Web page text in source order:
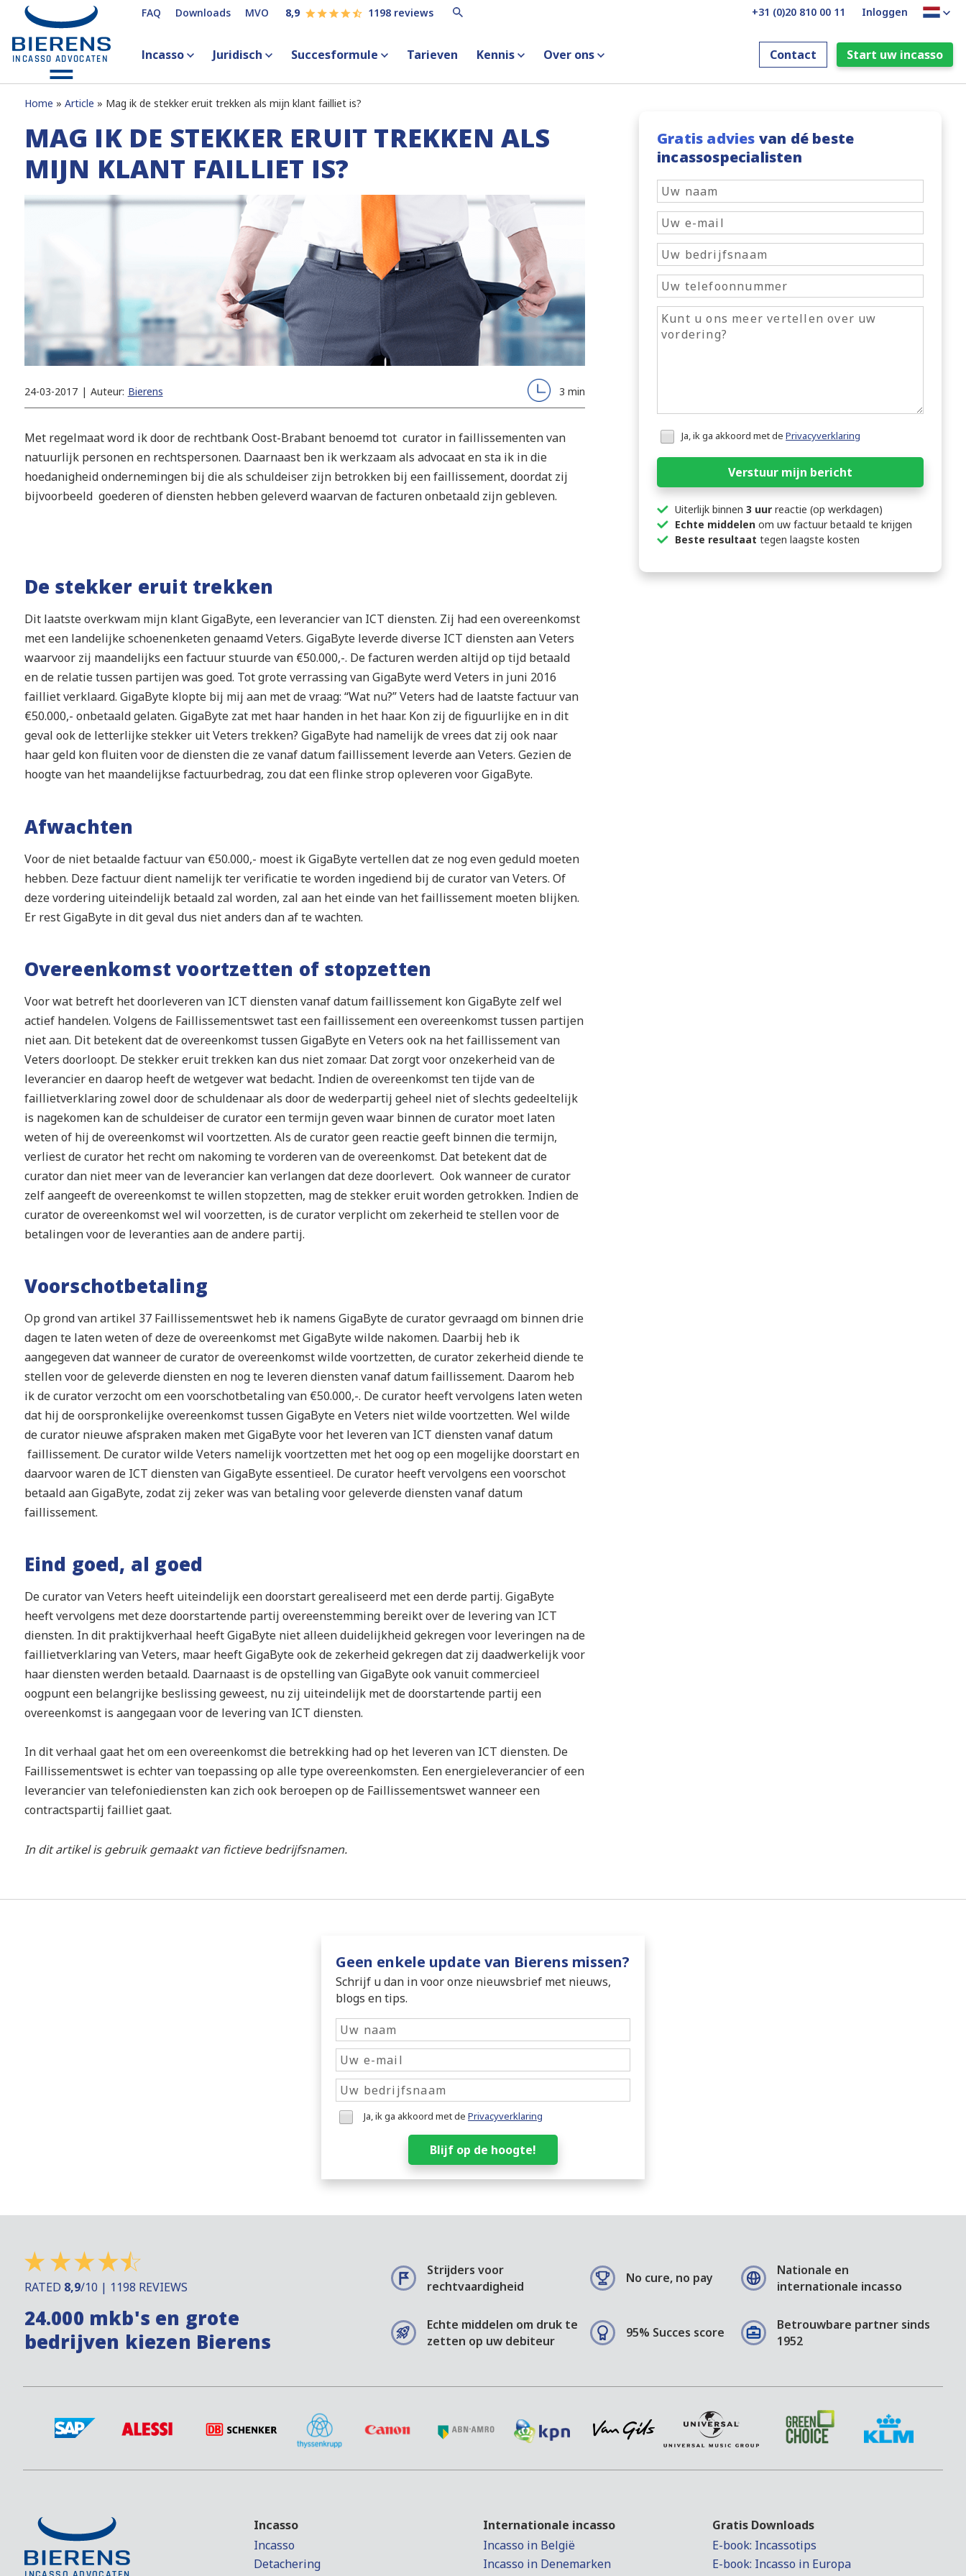
FAQ Downloads MVO 8,9 1198 reviews +31 (0)20 810 00 11 Inloggen
Incasso Juridisch Succesformule Tarieven Kennis Over ons Contact Start uw incasso
Home Article Mag ik de stekker eruit trekken als mijn klant failliet is?
MAG IK DE STEKKER ERUIT TREKKEN ALS
MIJN KLANT FAILLIET IS?
24-03-2017 | Auteur: Bierens 3 min
Met regelmaat word ik door de rechtbank Oost-Brabant benoemd tot curator in faillissementen van
natuurlijk personen en rechtspersonen. Daarnaast ben ik werkzaam als advocaat en sta ik in die
hoedanigheid ondernemingen bij die als schuldeiser zijn betrokken bij een faillissement, doordat zij
bijvoorbeeld goederen of diensten hebben geleverd waarvan de facturen onbetaald zijn gebleven.
De stekker eruit trekken
Dit laatste overkwam mijn klant GigaByte, een leverancier van ICT diensten. Zij had een overeenkomst
met een landelijke schoenenketen genaamd Veters. GigaByte leverde diverse ICT diensten aan Veters
waarvoor zij maandelijks een factuur stuurde van €50.000,-. De facturen werden altijd op tijd betaald
en de relatie tussen partijen was goed. Tot grote verrassing van GigaByte werd Veters in juni 2016
failliet verklaard. GigaByte klopte bij mij aan met de vraag: “Wat nu?” Veters had de laatste factuur van
€50.000,- onbetaald gelaten. GigaByte zat met haar handen in het haar. Kon zij de figuurlijke en in dit
geval ook de letterlijke stekker uit Veters trekken? GigaByte had namelijk de vrees dat zij ook naar
haar geld kon fluiten voor de diensten die ze vanaf datum faillissement leverde aan Veters. Gezien de
hoogte van het maandelijkse factuurbedrag, zou dat een flinke strop opleveren voor GigaByte.
Afwachten
Voor de niet betaalde factuur van €50.000,- moest ik GigaByte vertellen dat ze nog even geduld moeten
hebben. Deze factuur dient namelijk ter verificatie te worden ingediend bij de curator van Veters. Of
deze vordering uiteindelijk betaald zal worden, zal aan het einde van het faillissement moeten blijken.
Er rest GigaByte in dit geval dus niet anders dan af te wachten.
Overeenkomst voortzetten of stopzetten
Voor wat betreft het doorleveren van ICT diensten vanaf datum faillissement kon GigaByte zelf wel
actief handelen. Volgens de Faillissementswet tast een faillissement een overeenkomst tussen partijen
niet aan. Dit betekent dat de overeenkomst tussen GigaByte en Veters ook na het faillissement van
Veters doorloopt. De stekker eruit trekken kan dus niet zomaar. Dat zorgt voor onzekerheid van de
leverancier en daarop heeft de wetgever wat bedacht. Indien de overeenkomst ten tijde van de
faillietverklaring zowel door de schuldenaar als door de wederpartij geheel niet of slechts gedeeltelijk
is nagekomen kan de schuldeiser de curator een termijn geven waar binnen de curator moet laten
weten of hij de overeenkomst wil voortzetten. Als de curator geen reactie geeft binnen die termijn,
verliest de curator het recht om nakoming te vorderen van de overeenkomst. Dat betekent dat de
curator dan niet meer van de leverancier kan verlangen dat deze doorlevert. Ook wanneer de curator
zelf aangeeft de overeenkomst te willen stopzetten, mag de stekker eruit worden getrokken. Indien de
curator de overeenkomst wel wil voorzetten, is de curator verplicht om zekerheid te stellen voor de
betalingen voor de leveranties aan de andere partij.
Voorschotbetaling
Op grond van artikel 37 Faillissementswet heb ik namens GigaByte de curator gevraagd om binnen drie
dagen te laten weten of deze de overeenkomst met GigaByte wilde nakomen. Daarbij heb ik
aangegeven dat wanneer de curator de overeenkomst wilde voortzetten, de curator zekerheid diende te
stellen voor de geleverde diensten en nog te leveren diensten vanaf datum faillissement. Daarom heb
ik de curator verzocht om een voorschotbetaling van €50.000,-. De curator heeft vervolgens laten weten
dat hij de oorspronkelijke overeenkomst tussen GigaByte en Veters niet wilde voortzetten. Wel wilde
de curator nieuwe afspraken maken met GigaByte voor het leveren van ICT diensten vanaf datum
faillissement. De curator wilde Veters namelijk voortzetten met het oog op een mogelijke doorstart en
daarvoor waren de ICT diensten van GigaByte essentieel. De curator heeft vervolgens een voorschot
betaald aan GigaByte, zodat zij zeker was van betaling voor geleverde diensten vanaf datum
faillissement.
Eind goed, al goed
De curator van Veters heeft uiteindelijk een doorstart gerealiseerd met een derde partij. GigaByte
heeft vervolgens met deze doorstartende partij overeenstemming bereikt over de levering van ICT
diensten. In dit praktijkverhaal heeft GigaByte niet alleen duidelijkheid gekregen voor leveringen na de
faillietverklaring van Veters, maar heeft GigaByte ook de zekerheid gekregen dat zij daadwerkelijk voor
haar diensten werden betaald. Daarnaast is de opstelling van GigaByte ook vanuit commercieel
oogpunt een belangrijke beslissing geweest, nu zij uiteindelijk met de doorstartende partij een
overeenkomst is aangegaan voor de levering van ICT diensten.
In dit verhaal gaat het om een overeenkomst die betrekking had op het leveren van ICT diensten. De
Faillissementswet is echter van toepassing op alle type overeenkomsten. Een energieleverancier of een
leverancier van telefoniediensten kan zich ook beroepen op de Faillissementswet wanneer een
contractspartij failliet gaat.
In dit artikel is gebruik gemaakt van fictieve bedrijfsnamen.
Gratis advies van dé beste
incassospecialisten
Honeypot
data
Ja, ik ga akkoord met dePrivacyverklaring
Verstuur mijn bericht
Uiterlijk binnen3 uur reactie (op werkdagen)
Echte middelen om uw factuur betaald te krijgen
Beste resultaat tegen laagste kosten
Geen enkele update van Bierens missen?
Schrijf u dan in voor onze nieuwsbrief met nieuws,
blogs en tips.
Ja, ik ga akkoord met de Privacyverklaring
Blijf op de hoogte!
RATED 8,9/10 | 1198 REVIEWS
24.000 mkb's en grote
bedrijven kiezen Bierens
Strijders voor
rechtvaardigheid
No cure, no pay
Nationale en
internationale incasso
Echte middelen om druk te
zetten op uw debiteur
95% Succes score
Betrouwbare partner sinds
1952
Incasso
Incasso
Detachering
Internationale incasso
Incasso in België
Incasso in Denemarken
Gratis Downloads
E-book: Incassotips
E-book: Incasso in Europa